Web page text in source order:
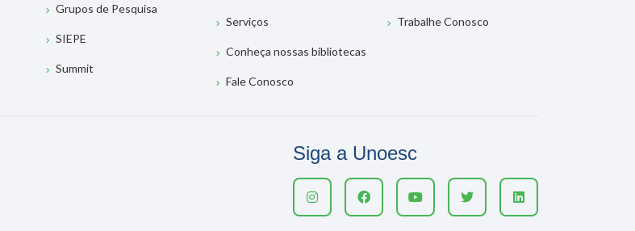
Grupos de Pesquisa
SIEPE
Summit
Serviços
Conheça nossas bibliotecas
Fale Conosco
Trabalhe Conosco
Siga a Unoesc